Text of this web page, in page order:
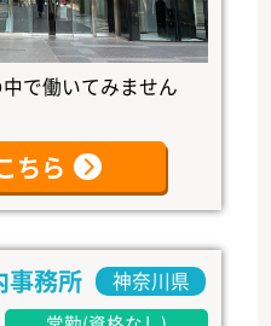
で働いてみません
ちら
事務所 神奈川県